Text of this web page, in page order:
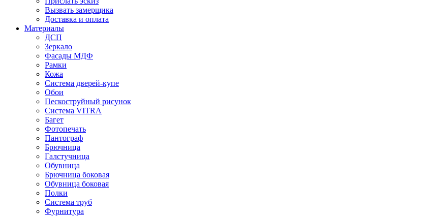
Вызвать замерщика
Доставка и оплата
Материалы
ДСП
Зеркало
Фасады МДФ
Рамки
Кожа
Система дверей-купе
Обои
Пескоструйный рисунок
Система VITRA
Багет
Фотопечать
Пантограф
Брючница
Галстучница
Обувница
Брючница боковая
Обувница боковая
Полки
Система труб
Фурнитура